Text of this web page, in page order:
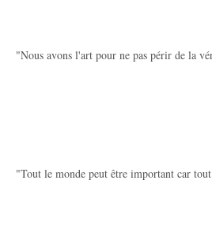
"Nous avons l'art pour ne pas périr de la
"Tout le monde peut être important car